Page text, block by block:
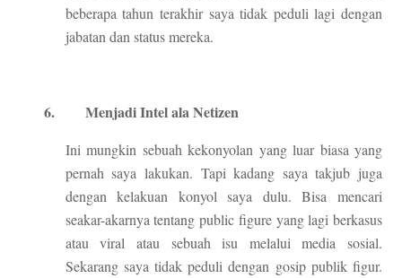
beberapa tahun terakhir saya tidak peduli lagi dengan
jabatan dan status mereka.
6. Menjadi Intel ala Netizen
Ini mungkin sebuah kekonyolan yang luar biasa yang
pernah saya lakukan. Tapi kadang saya takjub juga
dengan kelakuan konyol saya dulu. Bisa mencari
seakar-akarnya tentang public figure yang lagi berkasus
atau viral atau sebuah isu melalui media sosial.
Sekarang saya tidak peduli dengan gosip publik figur.